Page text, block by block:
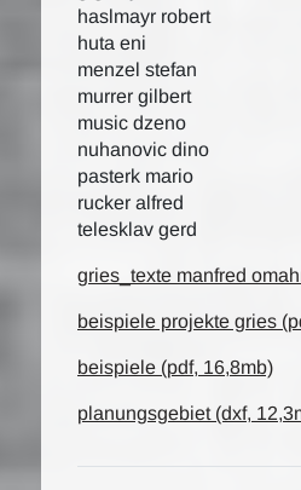
haslmayr robert
huta eni
menzel stefan
murrer gilbert
music dzeno
nuhanovic dino
pasterk mario
rucker alfred
telesklav gerd
gries_texte manfred
beispiele projekte gries
beispiele (pdf, 16,8mb)
planungsgebiet (dxf,